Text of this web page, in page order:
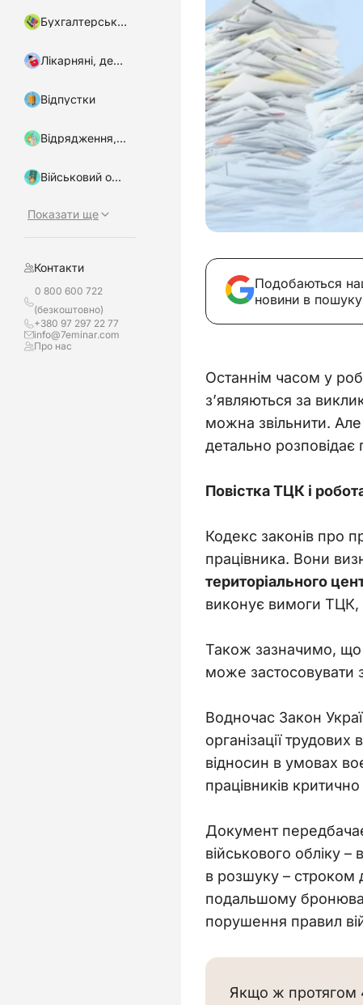
Бухгалтерський облік
Лікарняні, декретні
Відпустки
Відрядження, підзвітні кошти
Військовий облік, бронювання
Показати ще
Контакти
0 800 600 722
(безкоштовно)
+380 97 297 22 77
info@7eminar.com
Про нас
Подобаються
новини в
Останнім часом у
з’являються за
можна звільнити.
детально розповідає
Повістка ТЦК і
Кодекс законів про
працівника. Вони
територіального
виконує вимоги ТЦК,
Також зазначимо, що
може застосовувати
Водночас Закон
організації
відносин в умовах
працівників
Документ
військового обліку
в розшуку – строком
подальшому
порушення правил
Якщо ж протягом